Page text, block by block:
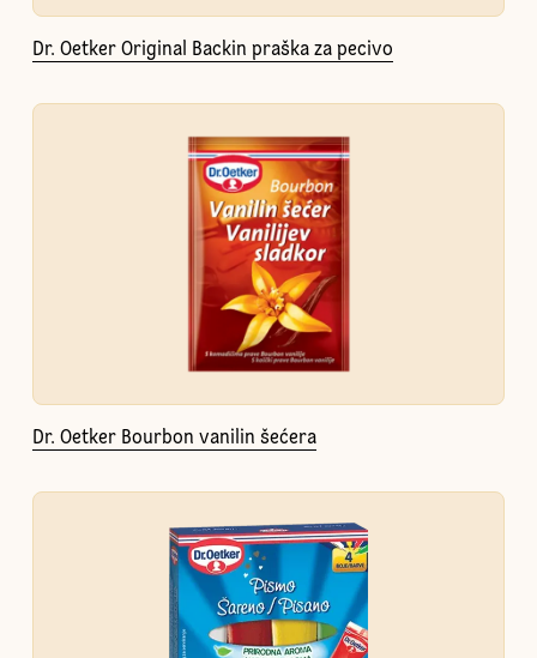
Dr. Oetker Original Backin praška za pecivo
Dr. Oetker Bourbon vanilin šećera